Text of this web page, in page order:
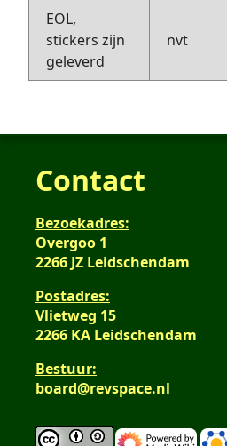
EOL,
stickers zijn
geleverd
nvt
Contact
Bezoekadres:
Overgoo 1
2266 JZ Leidschendam
Postadres:
Vlietweg 15
2266 KA Leidschendam
Bestuur:
board@revspace.nl